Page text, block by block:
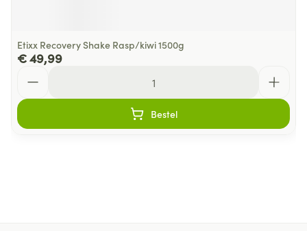
Etixx Recovery Shake Rasp/kiwi 1500g
€ 49,99
Bestel